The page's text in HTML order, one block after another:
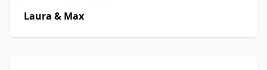
Laura & Max